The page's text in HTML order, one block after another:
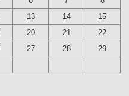
13 14
15
20 21
22
27 28
29